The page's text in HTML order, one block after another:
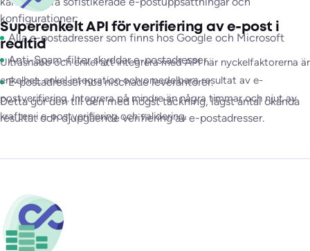
konfigurationer:
Alla e-postadresser som finns hos Google och Microsoft
Anti-Spam-filter skyddar e-postadresser,
E-postadresser hos nischade leverantörer.
Detta gör den till den med högst täckning, lägst antal okända
resultat och djupgående verifiering av e-postadresser.
Superenkelt API för verifiering av e-post i
realtid
Ultrasnabb och enkel att integrera med API när nyckelfaktorerna är
enkelhet, enkel integration och omedelbara resultat av e-
postverifiering. Integrera på mindre än några timmar och njut av
kraften i e-postverifiering och validering.